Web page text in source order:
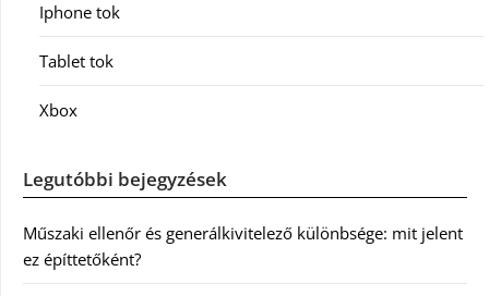
Iphone tok
Tablet tok
Xbox
Legutóbbi bejegyzések
Műszaki ellenőr és generálkivitelező különbsége: mit jelent
ez építtetőként?